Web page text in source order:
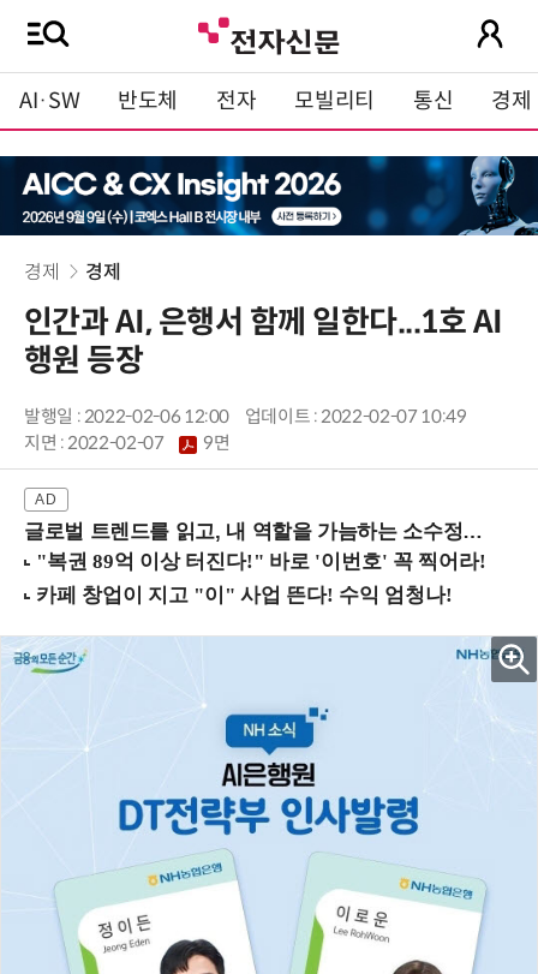
AI·SW 반도체 전자 모빌리티 통신 경제
경제 경제
인간과 AI, 은행서 함께 일한다...1호 AI
행원 등장
발행일 : 2022-02-06 12:00
업데이트 : 2022-02-07 10:49
지면 :2022-02-07 9면
글로벌 트렌드를 읽고, 내 역할을 가늠하는 소수정예 실습 워크숍 (8/28 신논현역)